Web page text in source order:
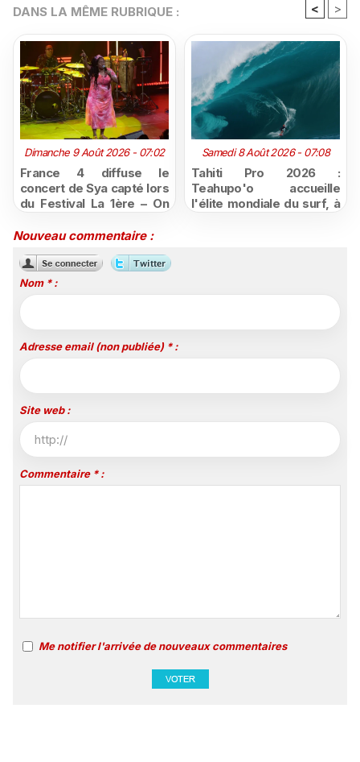
DANS LA MÊME RUBRIQUE : < >
Dimanche 9 Août 2026 - 07:02
France 4 diffuse le
concert de Sya capté lors
du Festival La 1ère – On
Samedi 8 Août 2026 - 07:08
Tahiti Pro 2026 :
Teahupo'o accueille
l'élite mondiale du surf, à
Nouveau commentaire :
Nom * :
Adresse email (non publiée) * :
Site web :
Commentaire * :
Me notifier l'arrivée de nouveaux commentaires